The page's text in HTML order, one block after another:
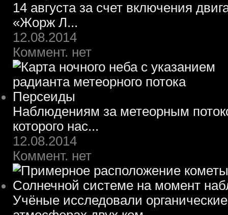
14 августа за счет включения
«Жорж Л...
12.08.2014
Коммент. нет
Наблюдениям за метеорным
которого нас...
12.08.2014
Коммент. нет
Учёные исследовали